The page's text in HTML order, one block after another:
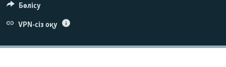
Бөлісу
VPN-сіз оқу